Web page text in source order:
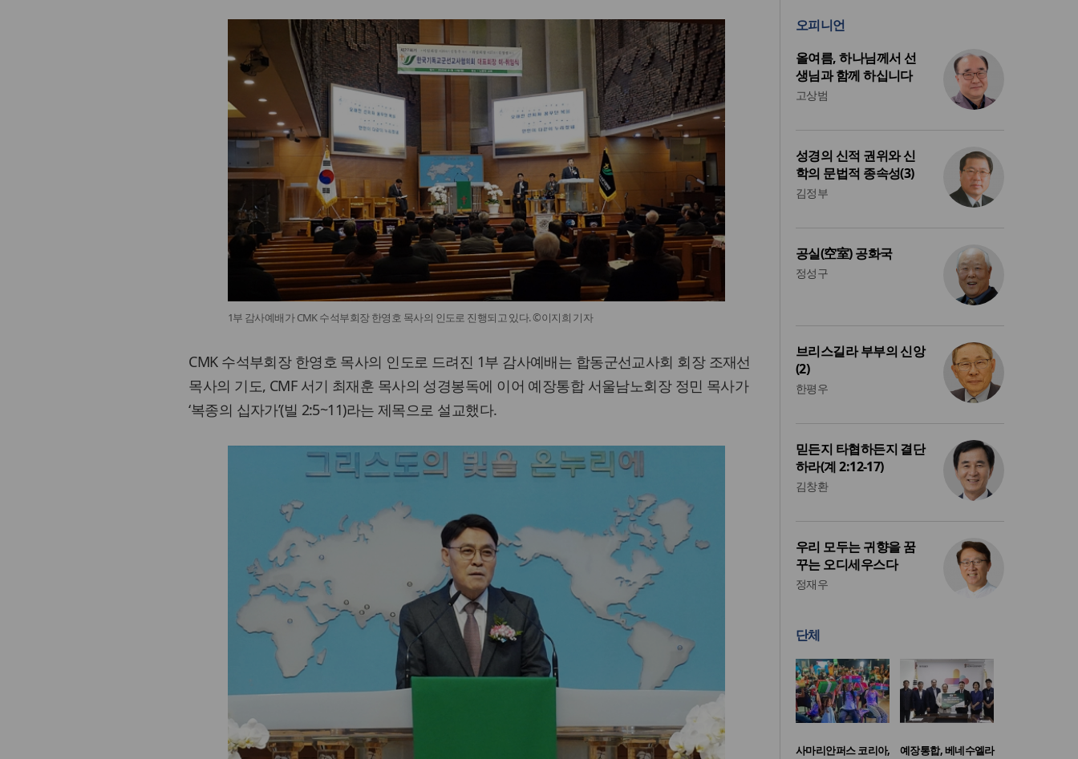
1부 감사예배가 CMK 수석부회장 한영호 목사의 인도로 진행되고 있다. ©이지희 기자
CMK 수석부회장 한영호 목사의 인도로 드려진 1부 감사예배는 합동군선교사회 회장 조재선
목사의 기도, CMF 서기 최재훈 목사의 성경봉독에 이어 예장통합 서울남노회장 정민 목사가
‘복종의 십자가’(빌 2:5~11)라는 제목으로 설교했다.
오피니언
올여름, 하나님께서 선
생님과 함께 하십니다
고상범
성경의 신적 권위와 신
학의 문법적 종속성(3)
김정부
공실(空室) 공화국
정성구
브리스길라 부부의 신앙
(2)
한평우
믿든지 타협하든지 결단
하라(계 2:12-17)
김창환
우리 모두는 귀향을 꿈
꾸는 오디세우스다
정재우
단체
사마리안퍼스 코리아,
예장통합, 베네수엘라